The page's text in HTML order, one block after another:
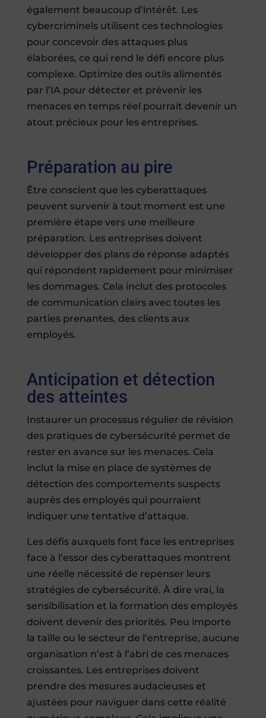
également beaucoup d’intérêt. Les
cybercriminels utilisent ces technologies
pour concevoir des attaques plus
élaborées, ce qui rend le défi encore plus
complexe. Optimize des outils alimentés
par l’IA pour détecter et prévenir les
menaces en temps réel pourrait devenir un
atout précieux pour les entreprises.
Préparation au pire
Être conscient que les cyberattaques
peuvent survenir à tout moment est une
première étape vers une meilleure
préparation. Les entreprises doivent
développer des plans de réponse adaptés
qui répondent rapidement pour minimiser
les dommages. Cela inclut des protocoles
de communication clairs avec toutes les
parties prenantes, des clients aux
employés.
Anticipation et détection
des atteintes
Instaurer un processus régulier de révision
des pratiques de cybersécurité permet de
rester en avance sur les menaces. Cela
inclut la mise en place de systèmes de
détection des comportements suspects
auprès des employés qui pourraient
indiquer une tentative d’attaque.
Les défis auxquels font face les entreprises
face à l’essor des cyberattaques montrent
une réelle nécessité de repenser leurs
stratégies de cybersécurité. À dire vrai, la
sensibilisation et la formation des employés
doivent devenir des priorités. Peu importe
la taille ou le secteur de l’entreprise, aucune
organisation n’est à l’abri de ces menaces
croissantes. Les entreprises doivent
prendre des mesures audacieuses et
ajustées pour naviguer dans cette réalité